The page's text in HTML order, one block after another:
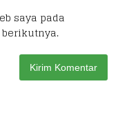
saya pada